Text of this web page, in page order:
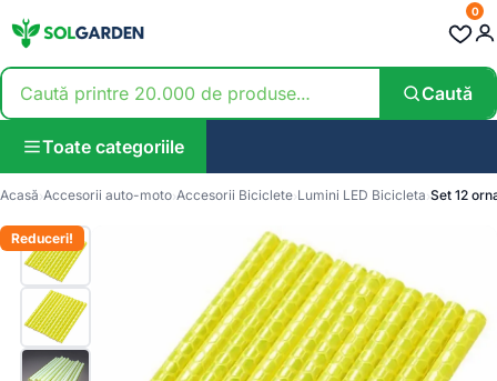
Caută
0
Toate categoriile
Acasă Accesorii auto-moto Accesorii Biciclete Lumini LED Bicicleta Set 12
Reduceri!